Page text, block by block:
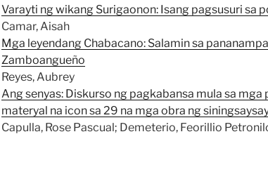
Varayti ng wikang Surigaonon: Isang pagsusuri sa
Camar, Aisah
Mga leyendang Chabacano: Salamin sa
Zamboangueño
Reyes, Aubrey
Ang senyas: Diskurso ng pagkabansa mula sa mga
materyal na icon sa 29 na mga obra ng
Capulla, Rose Pascual; Demeterio, Feorillio